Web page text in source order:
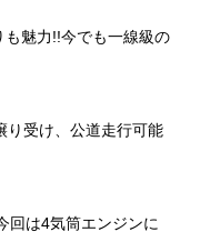
魅力!!今でも一線級の
り受け、公道走行可能
回は4気筒エンジンに